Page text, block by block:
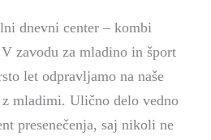
dnevni center – kombi
zavodu za mladino in šport
let odpravljamo na naše
mladimi. Ulično delo vedno
presenečenja, saj nikoli ne